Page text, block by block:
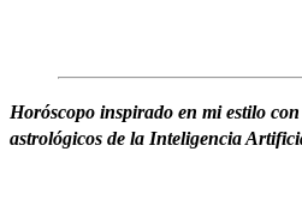
Horóscopo inspirado en mi estilo con
astrológicos de la Inteligencia